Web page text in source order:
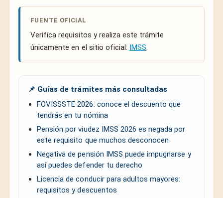
FUENTE OFICIAL
Verifica requisitos y realiza este trámite
únicamente en el sitio oficial: IMSS
📌 Guías de trámites más consultadas
FOVISSSTE 2026: conoce el descuento que
tendrás en tu nómina
Pensión por viudez IMSS 2026 es negada por
este requisito que muchos desconocen
Negativa de pensión IMSS puede impugnarse y
así puedes defender tu derecho
Licencia de conducir para adultos mayores:
requisitos y descuentos